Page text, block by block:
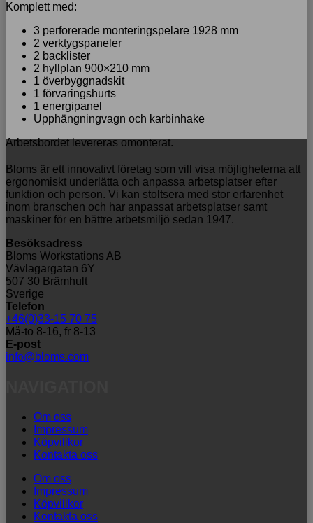
Komplett med:
3 perforerade monteringspelare 1928 mm
2 verktygspaneler
2 backlister
2 hyllplan 900×210 mm
1 överbyggnadskit
1 förvaringshurts
1 energipanel
Upphängningvagn och karbinhake
Arbetsbordet levereras omonterat.
Bloms är ett innovativt företag som vill visa möjligheterna att
ergonomiskt underlätta och anpassa arbetsplatser efter
funktion och person. Vi kan stoltsera med stor erfarenhet
inom branschen och har anpassat arbetsplatser samt
maskiner för en bättre arbetsmiljö sedan 1947.
Besöksadress
Bloms Workstations AB
Vävlagargatan 6Y
507 30 Brämhult
Sverige
Telefon
+46(0)33-15 70 75
Må-to 8-16, fr 8-13
E-post
info@bloms.com
Om oss
Impressum
Köpvillkor
Kontakta oss
Om oss
Impressum
Köpvillkor
Kontakta oss